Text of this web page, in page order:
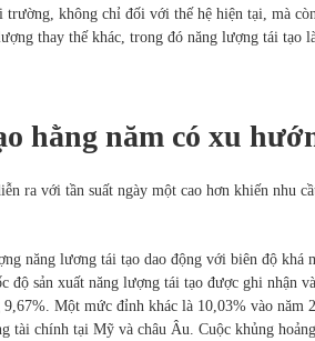
không chỉ đối với thế hệ hiện tại, mà
thay thế khác, trong đó năng lượng tái tạo
hằng năm có xu
ra với tần suất ngày một cao hơn khiến nhu
năng lương tái tạo dao động với biên độ khá
sản xuất năng lượng tái tạo được ghi nhận
Một mức đỉnh khác là 10,03% vào năm
tài chính tại Mỹ và châu Âu. Cuộc khủng